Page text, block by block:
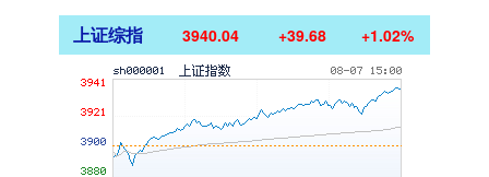
上证综指 3940.04 +39.68 +1.02%